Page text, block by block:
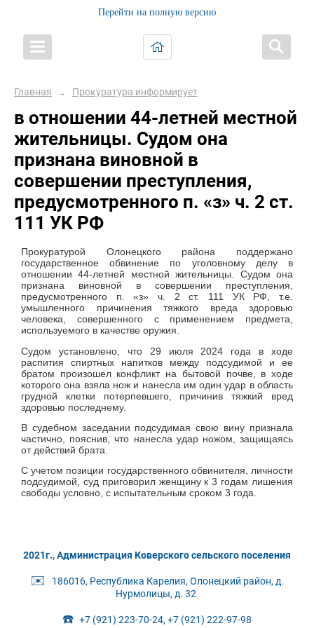
Перейти на полную версию
Главная → Прокуратура информирует
в отношении 44-летней местной
жительницы. Судом она
признана виновной в
совершении преступления,
предусмотренного п. «з» ч. 2 ст.
111 УК РФ
Прокуратурой Олонецкого района поддержано
государственное обвинение по уголовному делу в
отношении 44-летней местной жительницы. Судом она
признана виновной в совершении преступления,
предусмотренного п. «з» ч. 2 ст. 111 УК РФ, т.е.
умышленного причинения тяжкого вреда здоровью
человека, совершенного с применением предмета,
используемого в качестве оружия.
Судом установлено, что 29 июля 2024 года в ходе
распития спиртных напитков между подсудимой и ее
братом произошел конфликт на бытовой почве, в ходе
которого она взяла нож и нанесла им один удар в область
грудной клетки потерпевшего, причинив тяжкий вред
здоровью последнему.
В судебном заседании подсудимая свою вину признала
частично, пояснив, что нанесла удар ножом, защищаясь
от действий брата.
С учетом позиции государственного обвинителя, личности
подсудимой, суд приговорил женщину к 3 годам лишения
свободы условно, с испытательным сроком 3 года.
2021г., Администрация Коверского сельского поселения
✉️ 186016, Республика Карелия, Олонецкий район, д.
Нурмолицы, д. 32
☎️ +7 (921) 223-70-24, +7 (921) 222-97-98